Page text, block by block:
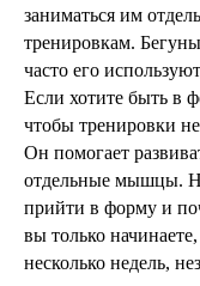
заниматься им
тренировкам.
часто его
Если хотите быть в
чтобы тренировки
Он помогает
отдельные мышцы.
прийти в форму и
вы только начинаете,
несколько недель,